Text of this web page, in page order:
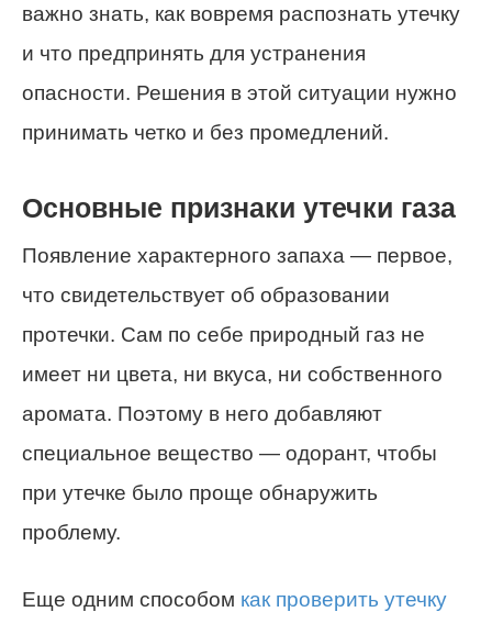
важно знать, как вовремя распознать утечку
и что предпринять для устранения
опасности. Решения в этой ситуации нужно
принимать четко и без промедлений.
Основные признаки утечки газа
Появление характерного запаха — первое,
что свидетельствует об образовании
протечки. Сам по себе природный газ не
имеет ни цвета, ни вкуса, ни собственного
аромата. Поэтому в него добавляют
специальное вещество — одорант, чтобы
при утечке было проще обнаружить
проблему.
Еще одним способом как проверить утечку